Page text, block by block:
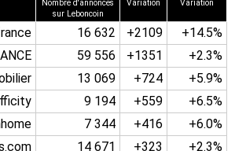
Nombre d'annonces
sur Leboncoin
Variation Variation
16 632 +2109
+14.5%
59 556 +1351
+2.3%
13 069 +724
+5.9%
9 194 +559
+6.5%
7 344 +416
+6.0%
14 671 +323
+2.3%